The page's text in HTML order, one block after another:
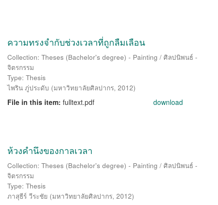
ความทรงจำกับช่วงเวลาที่ถูกลืมเลือน
Collection: Theses (Bachelor's degree) - Painting / ศิลปนิพนธ์ -
จิตรกรรม
Type: Thesis
ไพริน ภู่ประดับ (มหาวิทยาลัยศิลปากร, 2012)
File in this item: fulltext.pdf download
ห้วงคำนึงของกาลเวลา
Collection: Theses (Bachelor's degree) - Painting / ศิลปนิพนธ์ -
จิตรกรรม
Type: Thesis
ภาสุธีร์ วีระชัย (มหาวิทยาลัยศิลปากร, 2012)